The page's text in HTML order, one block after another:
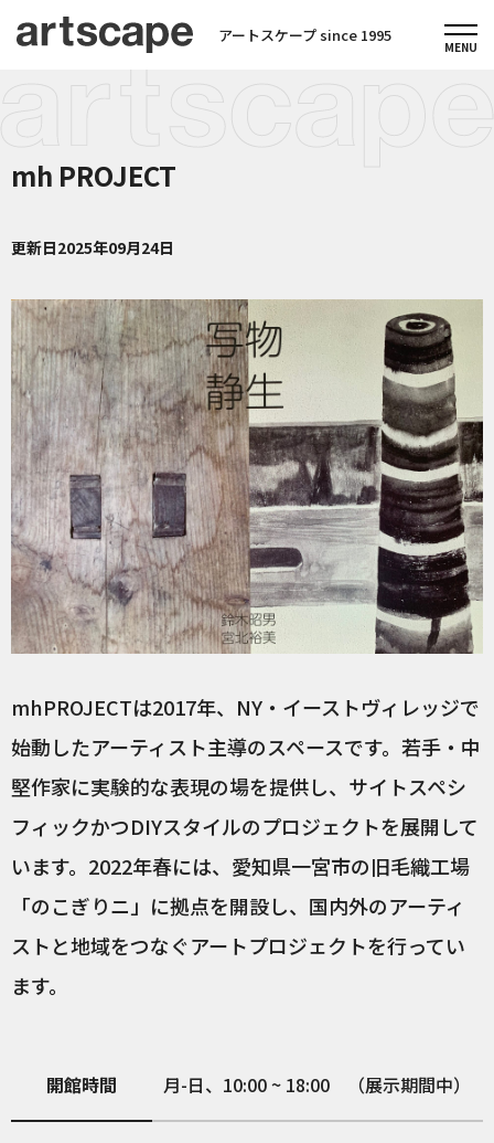
アートスケープ since 1995
mh PROJECT
更新日2025年09月24日
mhPROJECTは2017年、NY・イーストヴィレッジで
始動したアーティスト主導のスペースです。若手・中
堅作家に実験的な表現の場を提供し、サイトスペシ
フィックかつDIYスタイルのプロジェクトを展開して
います。2022年春には、愛知県一宮市の旧毛織工場
「のこぎりニ」に拠点を開設し、国内外のアーティ
ストと地域をつなぐアートプロジェクトを行ってい
ます。
開館時間 月-日、10:00 ~ 18:00 （展示期間中）